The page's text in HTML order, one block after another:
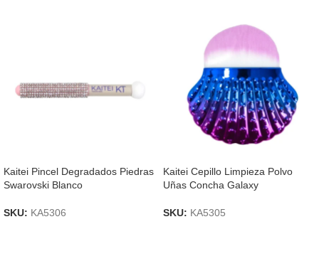
Kaitei Pincel Degradados Piedras
Swarovski Blanco
SKU: KA5306
Kaitei Cepillo Limpieza Polvo
Uñas Concha Galaxy
SKU: KA5305